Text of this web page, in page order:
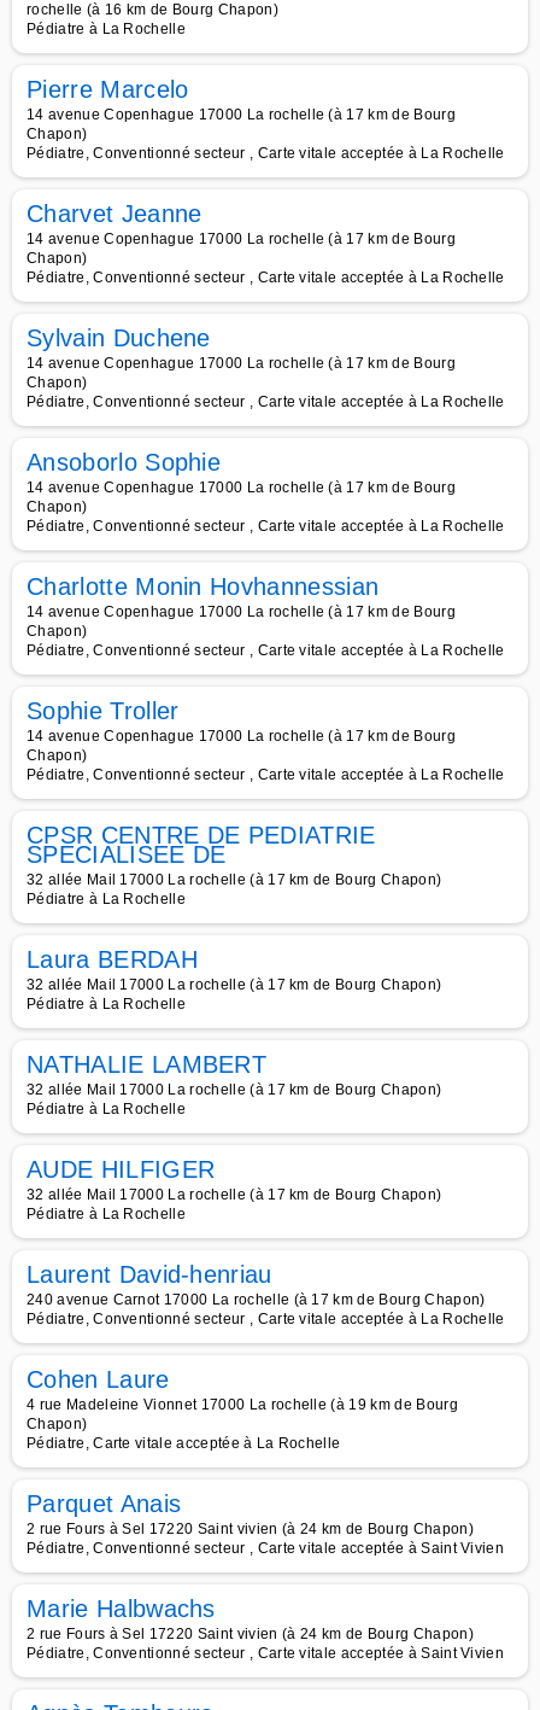
rochelle (à 16 km de Bourg Chapon)
Pédiatre à La Rochelle
Pierre Marcelo
14 avenue Copenhague 17000 La rochelle (à 17 km de Bourg
Chapon)
Pédiatre, Conventionné secteur , Carte vitale acceptée à La Rochelle
Charvet Jeanne
14 avenue Copenhague 17000 La rochelle (à 17 km de Bourg
Chapon)
Pédiatre, Conventionné secteur , Carte vitale acceptée à La Rochelle
Sylvain Duchene
14 avenue Copenhague 17000 La rochelle (à 17 km de Bourg
Chapon)
Pédiatre, Conventionné secteur , Carte vitale acceptée à La Rochelle
Ansoborlo Sophie
14 avenue Copenhague 17000 La rochelle (à 17 km de Bourg
Chapon)
Pédiatre, Conventionné secteur , Carte vitale acceptée à La Rochelle
Charlotte Monin Hovhannessian
14 avenue Copenhague 17000 La rochelle (à 17 km de Bourg
Chapon)
Pédiatre, Conventionné secteur , Carte vitale acceptée à La Rochelle
Sophie Troller
14 avenue Copenhague 17000 La rochelle (à 17 km de Bourg
Chapon)
Pédiatre, Conventionné secteur , Carte vitale acceptée à La Rochelle
CPSR CENTRE DE PEDIATRIE
SPECIALISEE DE
32 allée Mail 17000 La rochelle (à 17 km de Bourg Chapon)
Pédiatre à La Rochelle
Laura BERDAH
32 allée Mail 17000 La rochelle (à 17 km de Bourg Chapon)
Pédiatre à La Rochelle
NATHALIE LAMBERT
32 allée Mail 17000 La rochelle (à 17 km de Bourg Chapon)
Pédiatre à La Rochelle
AUDE HILFIGER
32 allée Mail 17000 La rochelle (à 17 km de Bourg Chapon)
Pédiatre à La Rochelle
Laurent David-henriau
240 avenue Carnot 17000 La rochelle (à 17 km de Bourg Chapon)
Pédiatre, Conventionné secteur , Carte vitale acceptée à La Rochelle
Cohen Laure
4 rue Madeleine Vionnet 17000 La rochelle (à 19 km de Bourg
Chapon)
Pédiatre, Carte vitale acceptée à La Rochelle
Parquet Anais
2 rue Fours à Sel 17220 Saint vivien (à 24 km de Bourg Chapon)
Pédiatre, Conventionné secteur , Carte vitale acceptée à Saint Vivien
Marie Halbwachs
2 rue Fours à Sel 17220 Saint vivien (à 24 km de Bourg Chapon)
Pédiatre, Conventionné secteur , Carte vitale acceptée à Saint Vivien